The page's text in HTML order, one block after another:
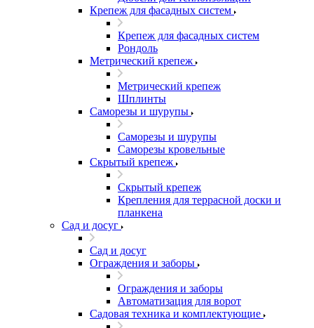
Крепеж для фасадных систем
Крепеж для фасадных систем
Рондоль
Метрический крепеж
Метрический крепеж
Шплинты
Саморезы и шурупы
Саморезы и шурупы
Саморезы кровельные
Скрытый крепеж
Скрытый крепеж
Крепления для террасной доски и
планкена
Сад и досуг
Сад и досуг
Ограждения и заборы
Ограждения и заборы
Автоматизация для ворот
Садовая техника и комплектующие